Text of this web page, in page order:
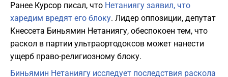
Ранее Курсор писал, что Нетаниягу заявил, что
харедим вредят его блоку. Лидер оппозиции, депутат
Кнессета Биньямин Нетаниягу, обеспокоен тем, что
раскол в партии ультраортодоксов может нанести
ущерб право-религиозному блоку.
Биньямин Нетаниягу исследует последствия раскола